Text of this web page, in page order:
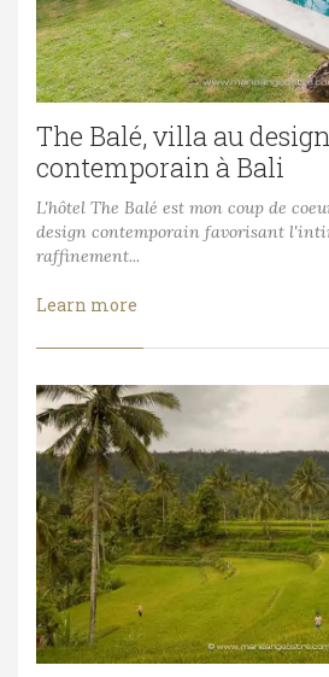
The Balé, villa au design
contemporain à Bali
L'hôtel The Balé est mon coup de
design contemporain favorisant
raffinement...
Learn more